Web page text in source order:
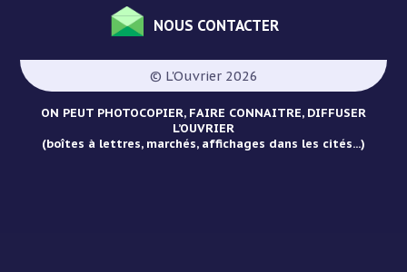
Pied
de
page
NOUS CONTACTER
© L'Ouvrier 2026
ON PEUT PHOTOCOPIER, FAIRE CONNAITRE, DIFFUSER
L’OUVRIER
(boîtes à lettres, marchés, affichages dans les cités...)